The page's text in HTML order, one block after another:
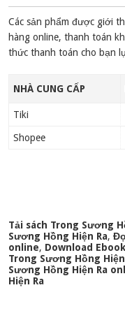
Các sản phẩm được giới
hàng online, thanh toán
thức thanh toán cho bạn
NHÀ CUNG CẤP
Tiki
Shopee
Tải sách Trong Sương
Sương Hồng Hiện Ra,
online, Download
Trong Sương Hồng
Sương Hồng Hiện Ra
Hiện Ra